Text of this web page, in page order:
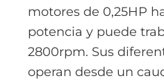
motores de 0,25HP
potencia y puede
2800rpm. Sus
operan desde un